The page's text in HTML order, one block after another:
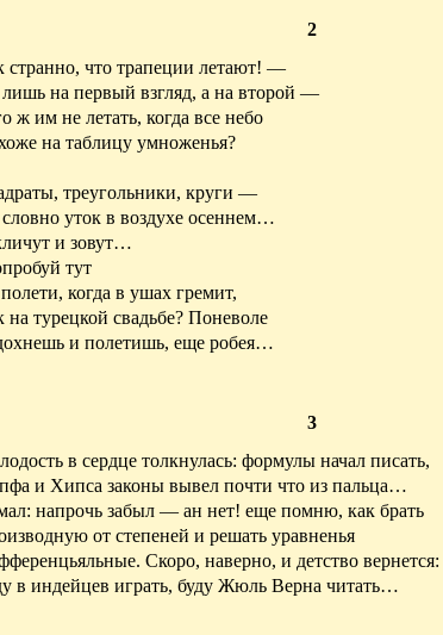
2
странно, что трапеции летают! —
на первый взгляд, а на второй —
ж им не летать, когда все небо
на таблицу умноженья?
треугольники, круги —
уток в воздухе осеннем…
и зовут…
тут
когда в ушах гремит,
на турецкой свадьбе? Поневоле
и полетишь, еще робея…
3
в сердце толкнулась: формулы начал писать,
и Хипса законы вывел почти что из пальца…
напрочь забыл — ан нет! еще помню, как брать
от степеней и решать уравненья
. Скоро, наверно, и детство вернется:
в индейцев играть, буду Жюль Верна читать…